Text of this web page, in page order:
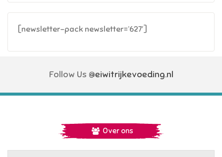
[newsletter-pack newsletter=’627′]
Follow Us @eiwitrijkevoeding.nl
Over ons